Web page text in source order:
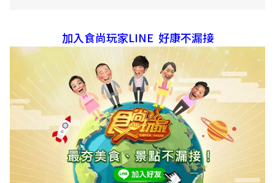
加入食尚玩家LINE 好康不漏接